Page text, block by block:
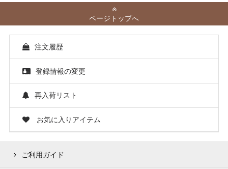
ページトップへ
注文履歴
登録情報の変更
再入荷リスト
お気に入りアイテム
ご利用ガイド